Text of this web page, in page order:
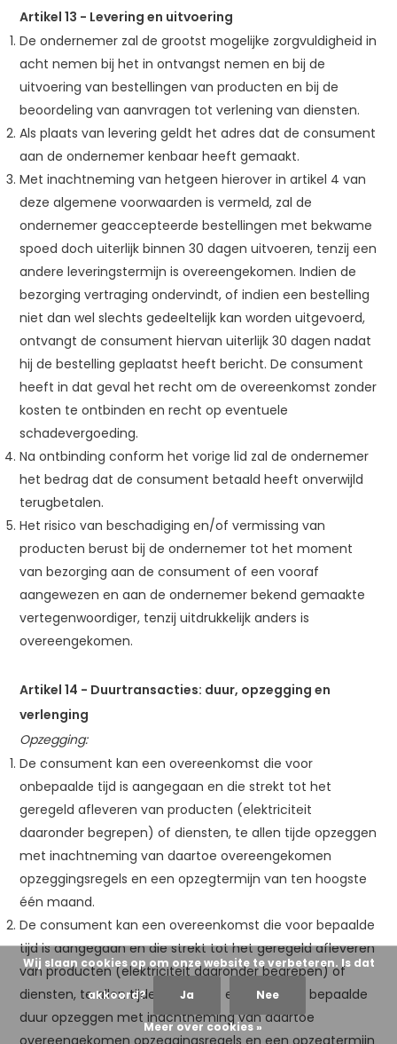
Artikel 13 - Levering en uitvoering
De ondernemer zal de grootst mogelijke zorgvuldigheid in
acht nemen bij het in ontvangst nemen en bij de
uitvoering van bestellingen van producten en bij de
beoordeling van aanvragen tot verlening van diensten.
Als plaats van levering geldt het adres dat de consument
aan de ondernemer kenbaar heeft gemaakt.
Met inachtneming van hetgeen hierover in artikel 4 van
deze algemene voorwaarden is vermeld, zal de
ondernemer geaccepteerde bestellingen met bekwame
spoed doch uiterlijk binnen 30 dagen uitvoeren, tenzij een
andere leveringstermijn is overeengekomen. Indien de
bezorging vertraging ondervindt, of indien een bestelling
niet dan wel slechts gedeeltelijk kan worden uitgevoerd,
ontvangt de consument hiervan uiterlijk 30 dagen nadat
hij de bestelling geplaatst heeft bericht. De consument
heeft in dat geval het recht om de overeenkomst zonder
kosten te ontbinden en recht op eventuele
schadevergoeding.
Na ontbinding conform het vorige lid zal de ondernemer
het bedrag dat de consument betaald heeft onverwijld
terugbetalen.
Het risico van beschadiging en/of vermissing van
producten berust bij de ondernemer tot het moment
van bezorging aan de consument of een vooraf
aangewezen en aan de ondernemer bekend gemaakte
vertegenwoordiger, tenzij uitdrukkelijk anders is
overeengekomen.
Artikel 14 - Duurtransacties: duur, opzegging en
verlenging
Opzegging:
De consument kan een overeenkomst die voor
onbepaalde tijd is aangegaan en die strekt tot het
geregeld afleveren van producten (elektriciteit
daaronder begrepen) of diensten, te allen tijde opzeggen
met inachtneming van daartoe overeengekomen
opzeggingsregels en een opzegtermijn van ten hoogste
één maand.
De consument kan een overeenkomst die voor bepaalde
tijd is aangegaan en die strekt tot het geregeld afleveren
van producten (elektriciteit daaronder begrepen) of
diensten, te allen tijde tegen het einde van de bepaalde
duur opzeggen met inachtneming van daartoe
Wij slaan cookies op om onze website te verbeteren. Is dat
akkoord? Ja Nee
Meer over cookies »